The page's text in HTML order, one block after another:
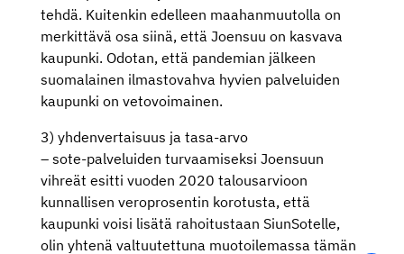
tehdä. Kuitenkin edelleen maahanmuutolla on
merkittävä osa siinä, että Joensuu on kasvava
kaupunki. Odotan, että pandemian jälkeen
suomalainen ilmastovahva hyvien palveluiden
kaupunki on vetovoimainen.
3) yhdenvertaisuus ja tasa-arvo
– sote-palveluiden turvaamiseksi Joensuun
vihreät esitti vuoden 2020 talousarvioon
kunnallisen veroprosentin korotusta, että
kaupunki voisi lisätä rahoitustaan SiunSotelle,
olin yhtenä valtuutettuna muotoilemassa tämän